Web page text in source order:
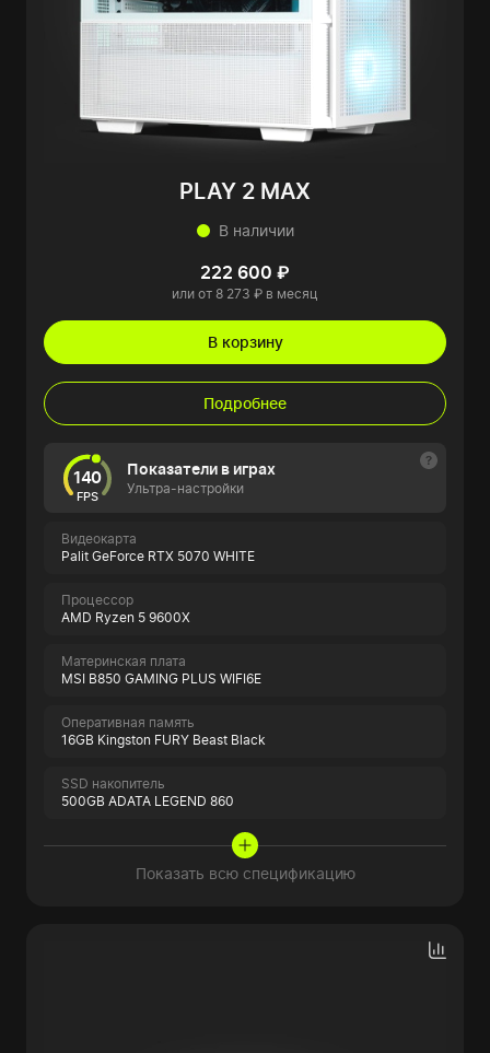
PLAY 2 MAX
В наличии
222 600 ₽
или от 8 273 ₽ в месяц
В корзину
Подробнее
140
FPS
Показатели в играх
Ультра-настройки
Видеокарта
Palit GeForce RTX 5070 WHITE
Процессор
AMD Ryzen 5 9600X
Материнская плата
MSI B850 GAMING PLUS WIFI6E
Оперативная память
16GB Kingston FURY Beast Black
SSD накопитель
500GB ADATA LEGEND 860
Показать всю спецификацию